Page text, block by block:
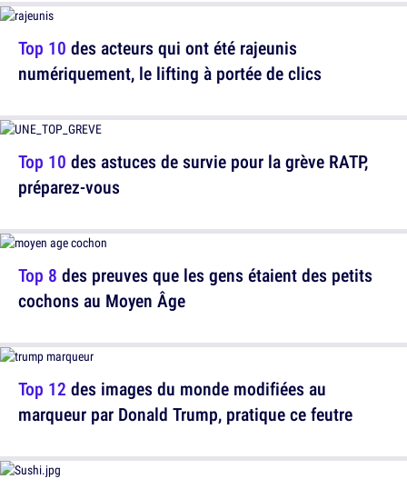
Top 10 des astuces de survie pour la grève RATP,
préparez-vous
Top 12 des images du monde modifiées au
marqueur par Donald Trump, pratique ce feutre
Top 10 des acteurs qui ont été rajeunis
numériquement, le lifting à portée de clics
Top 8 des preuves que les gens étaient des petits
cochons au Moyen Âge